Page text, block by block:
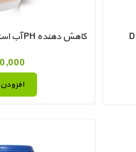
کاهش دهنده PH آب استخر Piscimar مدل BAJA PH